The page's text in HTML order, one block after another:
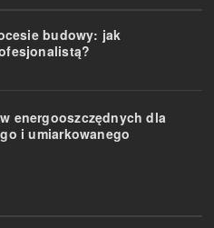
budowy: jak
energooszczędnych dla
i umiarkowanego